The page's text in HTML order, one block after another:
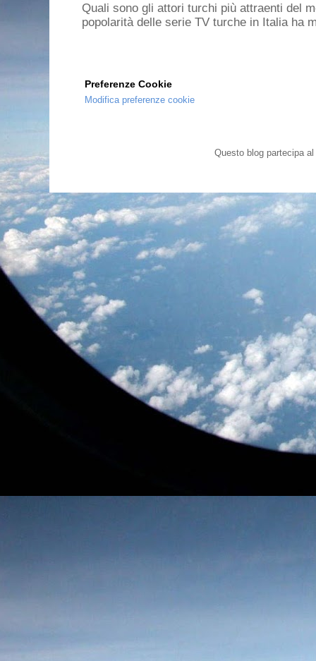
Quali sono gli attori turchi più attraenti del
popolarità delle serie TV turche in Italia ha
Preferenze Cookie
Modifica preferenze cookie
Questo blog partecipa